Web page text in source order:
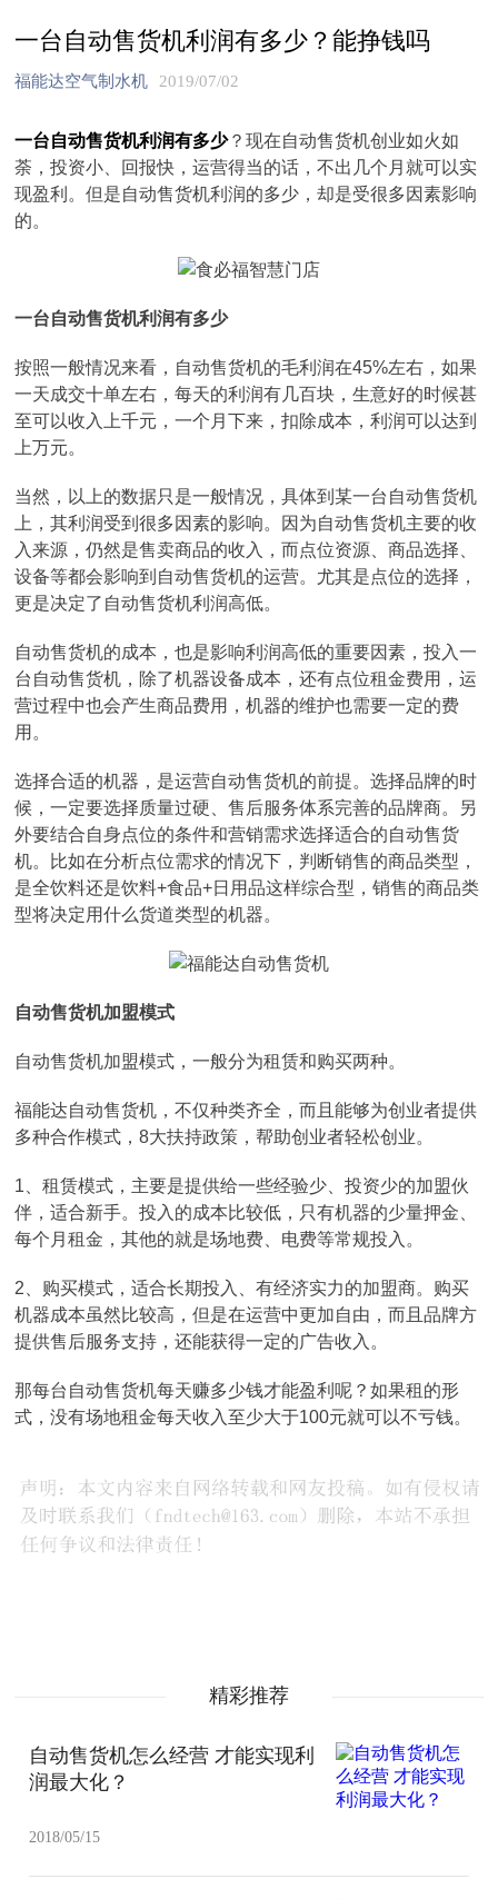
一台自动售货机利润有多少？能挣钱吗
福能达空气制水机 2019/07/02
一台自动售货机利润有多少？现在自动售货机创业如火如
荼，投资小、回报快，运营得当的话，不出几个月就可以实
现盈利。但是自动售货机利润的多少，却是受很多因素影响
的。
一台自动售货机利润有多少
按照一般情况来看，自动售货机的毛利润在45%左右，如果
一天成交十单左右，每天的利润有几百块，生意好的时候甚
至可以收入上千元，一个月下来，扣除成本，利润可以达到
上万元。
当然，以上的数据只是一般情况，具体到某一台自动售货机
上，其利润受到很多因素的影响。因为自动售货机主要的收
入来源，仍然是售卖商品的收入，而点位资源、商品选择、
设备等都会影响到自动售货机的运营。尤其是点位的选择，
更是决定了自动售货机利润高低。
自动售货机的成本，也是影响利润高低的重要因素，投入一
台自动售货机，除了机器设备成本，还有点位租金费用，运
营过程中也会产生商品费用，机器的维护也需要一定的费
用。
选择合适的机器，是运营自动售货机的前提。选择品牌的时
候，一定要选择质量过硬、售后服务体系完善的品牌商。另
外要结合自身点位的条件和营销需求选择适合的自动售货
机。比如在分析点位需求的情况下，判断销售的商品类型，
是全饮料还是饮料+食品+日用品这样综合型，销售的商品类
型将决定用什么货道类型的机器。
自动售货机加盟模式
自动售货机加盟模式，一般分为租赁和购买两种。
福能达自动售货机，不仅种类齐全，而且能够为创业者提供
多种合作模式，8大扶持政策，帮助创业者轻松创业。
1、租赁模式，主要是提供给一些经验少、投资少的加盟伙
伴，适合新手。投入的成本比较低，只有机器的少量押金、
每个月租金，其他的就是场地费、电费等常规投入。
2、购买模式，适合长期投入、有经济实力的加盟商。购买
机器成本虽然比较高，但是在运营中更加自由，而且品牌方
提供售后服务支持，还能获得一定的广告收入。
那每台自动售货机每天赚多少钱才能盈利呢？如果租的形
式，没有场地租金每天收入至少大于100元就可以不亏钱。
精彩推荐
自动售货机怎么经营 才能实现利
润最大化？
2018/05/15